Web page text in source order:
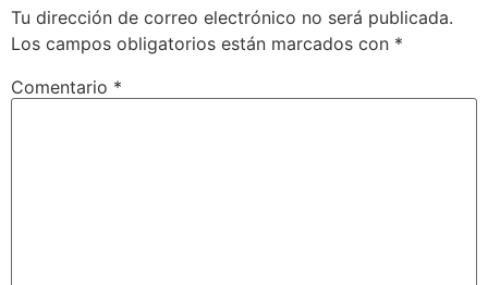
Tu dirección de correo electrónico no será publicada.
Los campos obligatorios están marcados con *
Comentario *